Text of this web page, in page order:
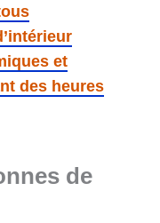
et
des heures
de